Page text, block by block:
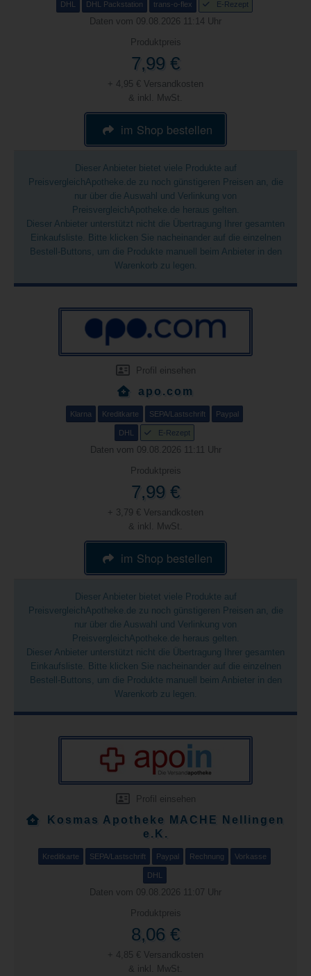
DHL DHL Packstation trans-o-flex E-Rezept
Daten vom 09.08.2026 11:14 Uhr
Produktpreis
7,99 €
+ 4,95 € Versandkosten
& inkl. MwSt.
im Shop bestellen
Dieser Anbieter bietet viele Produkte auf
PreisvergleichApotheke.de zu noch günstigeren Preisen an, die
nur über die Auswahl und Verlinkung von
PreisvergleichApotheke.de heraus gelten.
Dieser Anbieter unterstützt nicht die Übertragung Ihrer gesamten
Einkaufsliste. Bitte klicken Sie nacheinander auf die einzelnen
Bestell-Buttons, um die Produkte manuell beim Anbieter in den
Warenkorb zu legen.
Profil einsehen
apo.com
Klarna Kreditkarte SEPA/Lastschrift Paypal
DHL E-Rezept
Daten vom 09.08.2026 11:11 Uhr
Produktpreis
7,99 €
+ 3,79 € Versandkosten
& inkl. MwSt.
im Shop bestellen
Dieser Anbieter bietet viele Produkte auf
PreisvergleichApotheke.de zu noch günstigeren Preisen an, die
nur über die Auswahl und Verlinkung von
PreisvergleichApotheke.de heraus gelten.
Dieser Anbieter unterstützt nicht die Übertragung Ihrer gesamten
Einkaufsliste. Bitte klicken Sie nacheinander auf die einzelnen
Bestell-Buttons, um die Produkte manuell beim Anbieter in den
Warenkorb zu legen.
Profil einsehen
Kosmas Apotheke MACHE Nellingen
e.K.
Kreditkarte SEPA/Lastschrift Paypal Rechnung Vorkasse
DHL
Daten vom 09.08.2026 11:07 Uhr
Produktpreis
8,06 €
+ 4,85 € Versandkosten
& inkl. MwSt.